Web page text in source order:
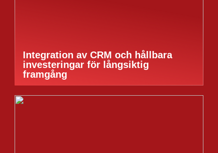
Integration av CRM och hållbara
investeringar för långsiktig
framgång